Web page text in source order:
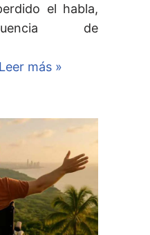
el habla,
de
Leer más »